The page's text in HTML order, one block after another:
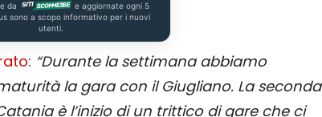
da
e aggiornate ogni 5
sono a scopo informativo per i nuovi
utenti.
: “Durante la settimana abbiamo
la gara con il Giugliano. La seconda
è l’inizio di un trittico di gare che ci